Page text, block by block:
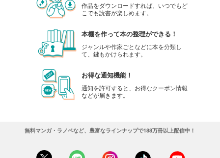
作品をダウンロードすれば、いつでもど
こでも読書が楽しめます。
本棚を作って本の整理ができる！
ジャンルや作家ごとなどに本を分類し
て、鍵もかけられます。
お得な通知機能！
通知を許可すると、お得なクーポン情報
などが届きます。
無料マンガ・ラノベなど、豊富なラインナップで188万冊以上配信中！